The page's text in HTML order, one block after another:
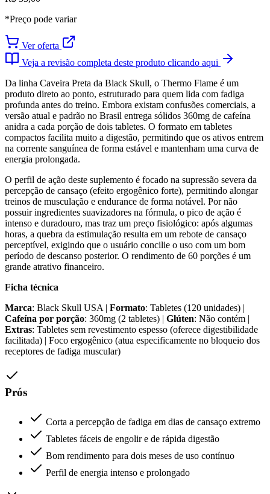
*Preço pode variar
Ver oferta
Veja a revisão completa deste produto clicando aqui
Da linha Caveira Preta da Black Skull, o Thermo Flame é um
produto direto ao ponto, estruturado para quem lida com fadiga
profunda antes do treino. Embora existam confusões comerciais, a
versão atual e padrão no Brasil entrega sólidos 360mg de cafeína
anidra a cada porção de dois tabletes. O formato em tabletes
compactos facilita muito a digestão, permitindo que os ativos entrem
na corrente sanguínea de forma estável e mantenham uma curva de
energia prolongada.
O perfil de ação deste suplemento é focado na supressão severa da
percepção de cansaço (efeito ergogênico forte), permitindo alongar
treinos de musculação e endurance de forma notável. Por não
possuir ingredientes suavizadores na fórmula, o pico de ação é
intenso e duradouro, mas traz um preço fisiológico: após algumas
horas, a quebra da estimulação resulta em um rebote de cansaço
perceptível, exigindo que o usuário concilie o uso com um bom
período de descanso posterior. O rendimento de 60 porções é um
grande atrativo financeiro.
Ficha técnica
Marca: Black Skull USA | Formato: Tabletes (120 unidades) |
Cafeína por porção: 360mg (2 tabletes) | Glúten: Não contém |
Extras: Tabletes sem revestimento espesso (oferece digestibilidade
facilitada) | Foco ergogênico (atua especificamente no bloqueio dos
receptores de fadiga muscular)
Prós
Corta a percepção de fadiga em dias de cansaço extremo
Tabletes fáceis de engolir e de rápida digestão
Bom rendimento para dois meses de uso contínuo
Perfil de energia intenso e prolongado